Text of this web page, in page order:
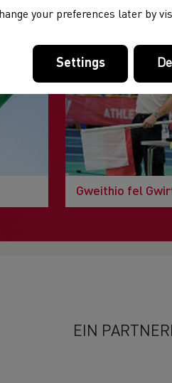
Gweithio fel
EIN
your preferences later by
Settings